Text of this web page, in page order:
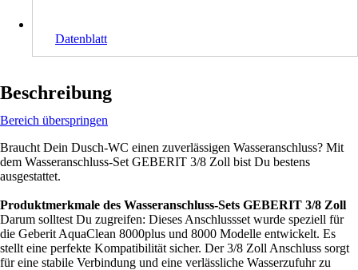
Datenblatt
Beschreibung
Bereich überspringen
Braucht Dein Dusch-WC einen zuverlässigen Wasseranschluss? Mit
dem Wasseranschluss-Set GEBERIT 3/8 Zoll bist Du bestens
ausgestattet.
Produktmerkmale des Wasseranschluss-Sets GEBERIT 3/8 Zoll
Darum solltest Du zugreifen: Dieses Anschlussset wurde speziell für
die Geberit AquaClean 8000plus und 8000 Modelle entwickelt. Es
stellt eine perfekte Kompatibilität sicher. Der 3/8 Zoll Anschluss sorgt
für eine stabile Verbindung und eine verlässliche Wasserzufuhr zu